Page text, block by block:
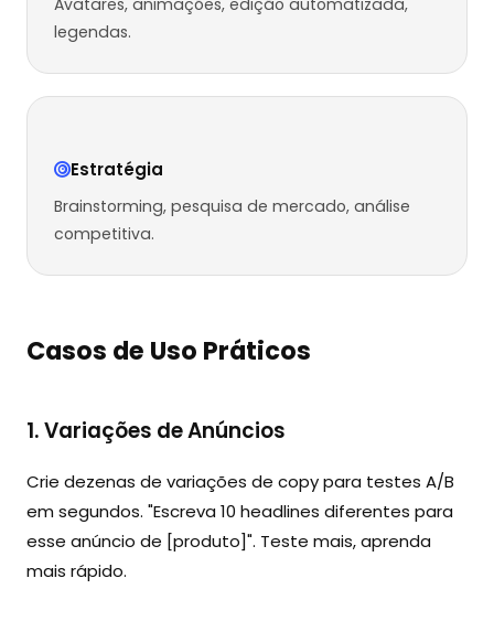
Avatares, animações, edição automatizada,
legendas.
Estratégia
Brainstorming, pesquisa de mercado, análise
competitiva.
Casos de Uso Práticos
1. Variações de Anúncios
Crie dezenas de variações de copy para testes A/B
em segundos. "Escreva 10 headlines diferentes para
esse anúncio de [produto]". Teste mais, aprenda
mais rápido.